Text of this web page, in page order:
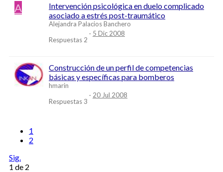
A
Intervención psicológica en duelo complicado
asociado a estrés post-traumático
Alejandra Palacios Banchero
Respuestas 2
5 Dic 2008
Construcción de un perfil de competencias
básicas y específicas para bomberos
hmarin
Respuestas 3
20 Jul 2008
1
2
Sig.
1 de 2